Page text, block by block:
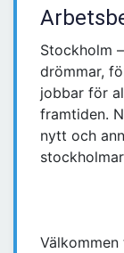
Stockholm
drömmar,
jobbar för
framtiden.
nytt och